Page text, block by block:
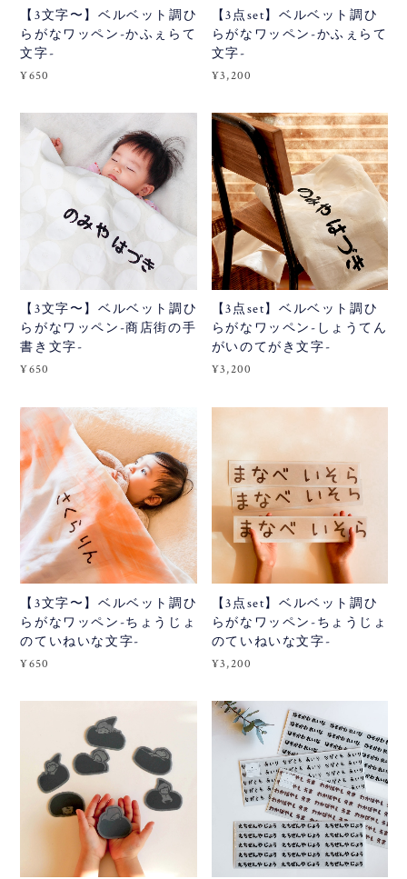
【3文字〜】ベルベット調ひ
らがなワッペン-かふぇらて
文字-
¥650
【3点set】ベルベット調ひ
らがなワッペン-かふぇらて
文字-
¥3,200
【3文字〜】ベルベット調ひ
らがなワッペン-商店街の手
書き文字-
¥650
【3点set】ベルベット調ひ
らがなワッペン-しょうてん
がいのてがき文字-
¥3,200
【3文字〜】ベルベット調ひ
らがなワッペン-ちょうじょ
のていねいな文字-
¥650
【3点set】ベルベット調ひ
らがなワッペン-ちょうじょ
のていねいな文字-
¥3,200